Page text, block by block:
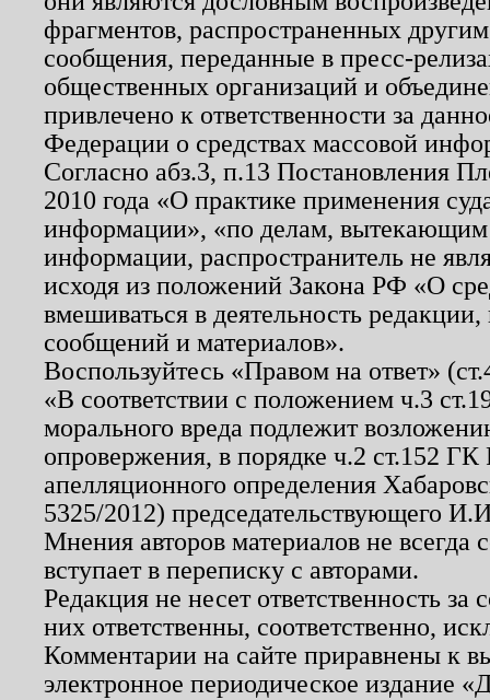
фрагментов, распространенных
сообщения, переданные в пресс-
общественных организаций и
привлечено к ответственности за
Федерации о средствах массовой
Согласно абз.3, п.13 Постановления
2010 года «О практике применения
информации», «по делам, вытекающим
информации, распространитель не
исходя из положений Закона РФ «О
вмешиваться в деятельность
сообщений и материалов».
Воспользуйтесь «Правом на ответ»
«В соответствии с положением ч.3
морального вреда подлежит
опровержения, в порядке ч.2 ст.152
апелляционного определения
5325/2012) председательствующего
Мнения авторов материалов не
вступает в переписку с авторами.
Редакция не несет ответственность
них ответственны, соответственно,
Комментарии на сайте приравнены к
электронное периодическое издание